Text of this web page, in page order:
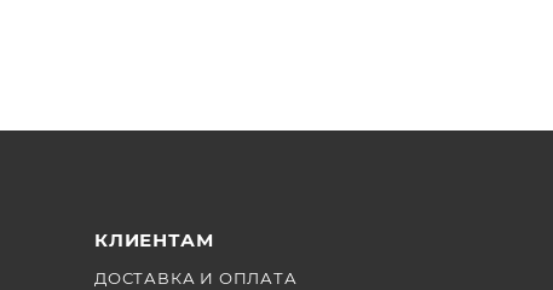
КЛИЕНТАМ
ДОСТАВКА И ОПЛАТА